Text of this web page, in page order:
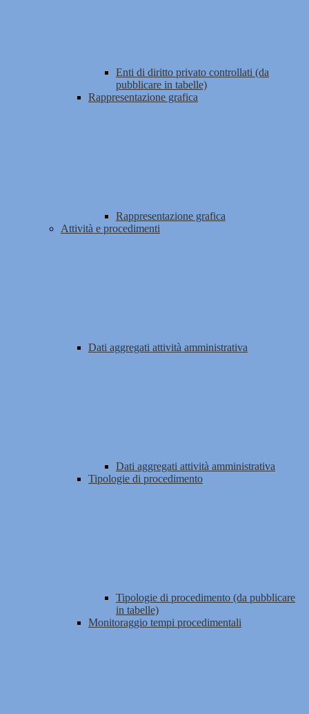
Enti di diritto privato controllati (da
pubblicare in tabelle)
Rappresentazione grafica
Rappresentazione grafica
Attività e procedimenti
Dati aggregati attività amministrativa
Dati aggregati attività amministrativa
Tipologie di procedimento
Tipologie di procedimento (da pubblicare
in tabelle)
Monitoraggio tempi procedimentali